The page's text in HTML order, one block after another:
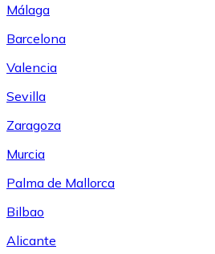
Málaga
Barcelona
Valencia
Sevilla
Zaragoza
Murcia
Palma de Mallorca
Bilbao
Alicante